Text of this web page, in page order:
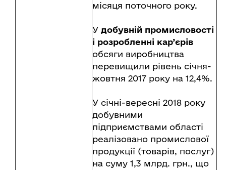
місяця поточного року.
У добувній промисловості
і розробленні кар’єрів
обсяги виробництва
перевищили рівень січня-
жовтня 2017 року на 12,4%.
У січні-вересні 2018 року
добувними
підприємствами області
реалізовано промислової
продукції (товарів, послуг)
на суму 1,3 млрд. грн., що